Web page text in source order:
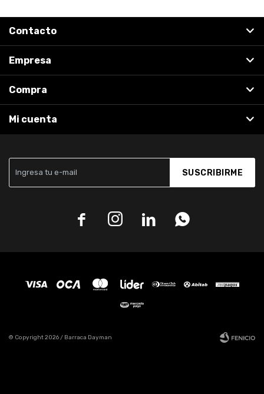
SUSCRIBIRME
   
Contacto
Empresa
Compra
Mi cuenta
© Copyright 2026 / Barraca Dayman